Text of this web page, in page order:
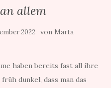
allem
2022 von Marta
haben bereits fast all ihre
dunkel, dass man das